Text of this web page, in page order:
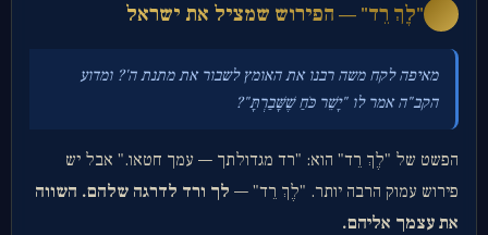
"לֶךְ רֵד" — הפירוש שמציל את ישראל
מאיפה לקח משה רבנו את האומץ לשבור את מתנת ה'? ומדוע
הקב"ה אמר לו "יָשֵׁר כֹּחַ שֶׁשָּׁבַרְתָּ"?
הפשט של "לֶךְ רֵד" הוא: "רד מגדולתך — עמך חטאו." אבל יש
פירוש עמוק הרבה יותר. "לֶךְ רֵד" — לך ורד לדרגה שלהם. השווה
את עצמך אליהם.